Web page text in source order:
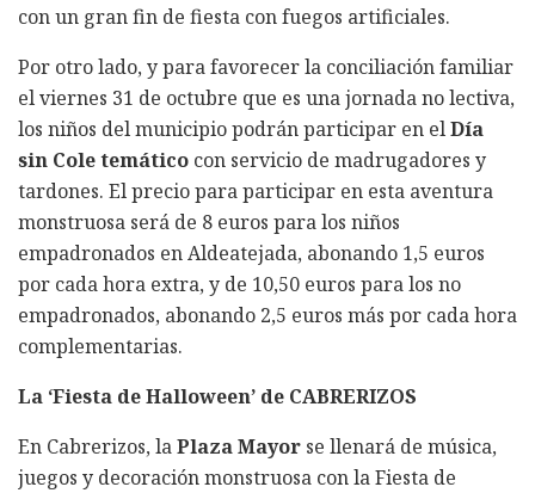
con un gran fin de fiesta con fuegos artificiales.
Por otro lado, y para favorecer la conciliación familiar
el viernes 31 de octubre que es una jornada no lectiva,
los niños del municipio podrán participar en elDía
sin Cole temático con servicio de madrugadores y
tardones. El precio para participar en esta aventura
monstruosa será de 8 euros para los niños
empadronados en Aldeatejada, abonando 1,5 euros
por cada hora extra, y de 10,50 euros para los no
empadronados, abonando 2,5 euros más por cada hora
complementarias.
La ‘Fiesta de Halloween’ de CABRERIZOS
En Cabrerizos, laPlaza Mayor se llenará de música,
juegos y decoración monstruosa con la Fiesta de